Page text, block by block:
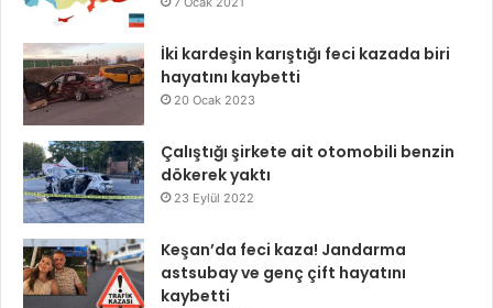
İki kardeşin karıştığı feci kazada biri
hayatını kaybetti
20 Ocak 2023
Çalıştığı şirkete ait otomobili benzin
dökerek yaktı
23 Eylül 2022
Keşan’da feci kaza! Jandarma
astsubay ve genç çift hayatını
kaybetti